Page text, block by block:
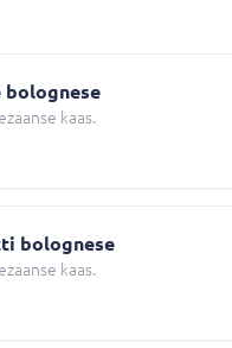
bolognese
kaas.
bolognese
kaas.